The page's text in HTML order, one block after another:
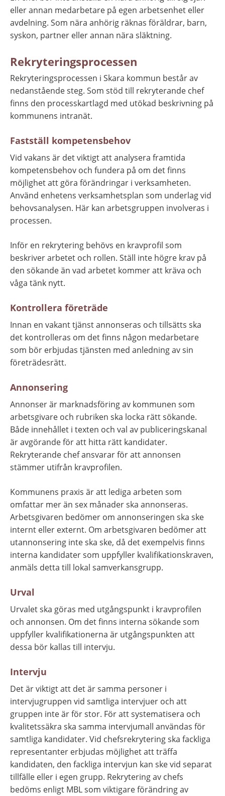
eller annan medarbetare på egen arbetsenhet eller
avdelning. Som nära anhörig räknas föräldrar, barn,
syskon, partner eller annan nära släktning.
Rekryteringsprocessen
Rekryteringsprocessen i Skara kommun består av
nedanstående steg. Som stöd till rekryterande chef
finns den processkartlagd med utökad beskrivning på
kommunens intranät.
Fastställ kompetensbehov
Vid vakans är det viktigt att analysera framtida
kompetensbehov och fundera på om det finns
möjlighet att göra förändringar i verksamheten.
Använd enhetens verksamhetsplan som underlag vid
behovsanalysen. Här kan arbetsgruppen involveras i
processen.
Inför en rekrytering behövs en kravprofil som
beskriver arbetet och rollen. Ställ inte högre krav på
den sökande än vad arbetet kommer att kräva och
våga tänk nytt.
Kontrollera företräde
Innan en vakant tjänst annonseras och tillsätts ska
det kontrolleras om det finns någon medarbetare
som bör erbjudas tjänsten med anledning av sin
företrädesrätt.
Annonsering
Annonser är marknadsföring av kommunen som
arbetsgivare och rubriken ska locka rätt sökande.
Både innehållet i texten och val av publiceringskanal
är avgörande för att hitta rätt kandidater.
Rekryterande chef ansvarar för att annonsen
stämmer utifrån kravprofilen.
Kommunens praxis är att lediga arbeten som
omfattar mer än sex månader ska annonseras.
Arbetsgivaren bedömer om annonseringen ska ske
internt eller externt. Om arbetsgivaren bedömer att
utannonsering inte ska ske, då det exempelvis finns
interna kandidater som uppfyller kvalifikationskraven,
anmäls detta till lokal samverkansgrupp.
Urval
Urvalet ska göras med utgångspunkt i kravprofilen
och annonsen. Om det finns interna sökande som
uppfyller kvalifikationerna är utgångspunkten att
dessa bör kallas till intervju.
Intervju
Det är viktigt att det är samma personer i
intervjugruppen vid samtliga intervjuer och att
gruppen inte är för stor. För att systematisera och
kvalitetssäkra ska samma intervjumall användas för
samtliga kandidater. Vid chefsrekrytering ska fackliga
representanter erbjudas möjlighet att träffa
kandidaten, den fackliga intervjun kan ske vid separat
tillfälle eller i egen grupp. Rekrytering av chefs
bedöms enligt MBL som viktigare förändring av